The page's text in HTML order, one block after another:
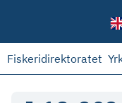
Fiskeridirektoratet